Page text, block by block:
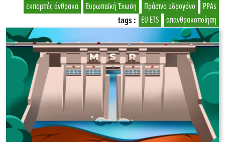
PPAs
Πράσινο υδρογόνο
Ευρωπαϊκή Ένωση
εκπομπές άνθρακα
απανθρακοποίηση
EU ETS
tags :